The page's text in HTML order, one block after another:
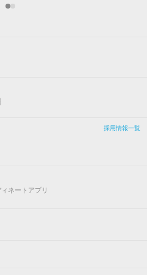
採用情報一覧
ネートアプリ